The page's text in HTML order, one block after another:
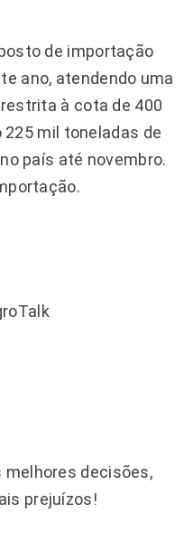
de importação
ano, atendendo uma
à cota de 400
mil toneladas de
país até novembro.
decisões,
prejuízos!